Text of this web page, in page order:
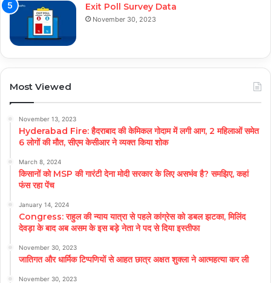
Exit Poll Survey Data
November 30, 2023
Most Viewed
November 13, 2023
Hyderabad Fire: हैदराबाद की केमिकल गोदाम में लगी आग, 2 महिलाओं समेत
6 लोगों की मौत, सीएम केसीआर ने व्यक्त किया शोक
March 8, 2024
किसानों को MSP की गारंटी देना मोदी सरकार के लिए असभंव है? समझिए, कहां
फंस रहा पेंच
January 14, 2024
Congress: राहुल की न्याय यात्रा से पहले कांग्रेस को डबल झटका, मिलिंद
देवड़ा के बाद अब असम के इस बड़े नेता ने पद से दिया इस्तीफा
November 30, 2023
जातिगत और धार्मिक टिप्पणियों से आहत छात्र अक्षत शुक्ला ने आत्महत्या कर ली
November 30, 2023